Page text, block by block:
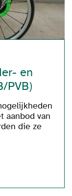
en
PVB)
aanbod van
die ze